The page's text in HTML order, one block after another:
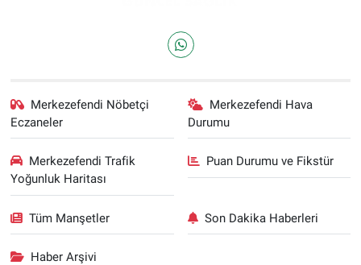
Merkezefendi Nöbetçi
Eczaneler
Merkezefendi Hava
Durumu
Merkezefendi Trafik
Yoğunluk Haritası
Puan Durumu ve Fikstür
Tüm Manşetler Son Dakika Haberleri
Haber Arşivi